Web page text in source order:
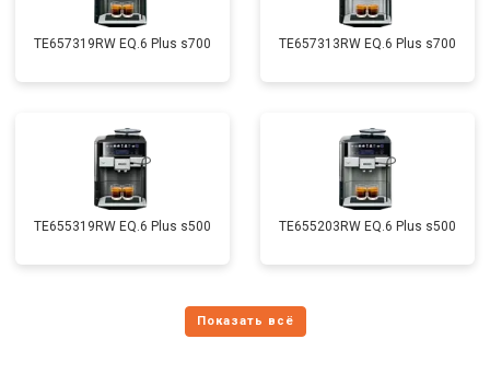
TE657319RW EQ.6 Plus s700 TE657313RW EQ.6 Plus s700
TE655319RW EQ.6 Plus s500 TE655203RW EQ.6 Plus s500